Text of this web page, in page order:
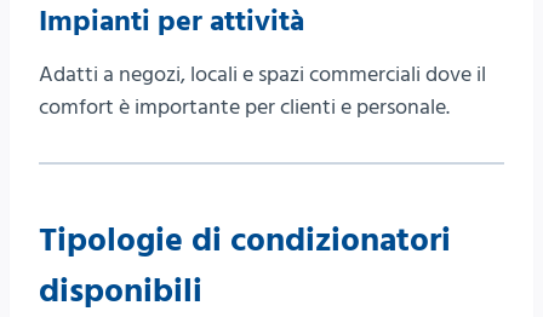
Impianti per attività
Adatti a negozi, locali e spazi commerciali dove il
comfort è importante per clienti e personale.
Tipologie di condizionatori
disponibili